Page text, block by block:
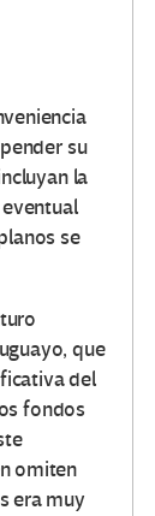
su
la
se
que
del
fondos
omiten
era muy